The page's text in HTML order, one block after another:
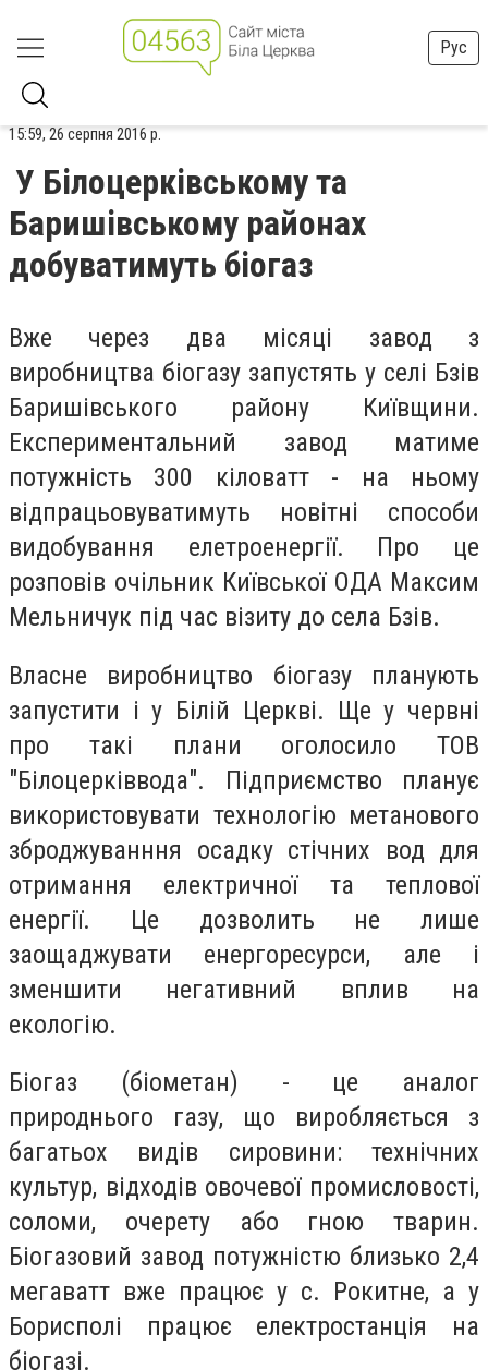
Рус
15:59, 26 серпня 2016 р.
У Білоцерківському та
Баришівському районах
добуватимуть біогаз
Вже через два місяці завод з
виробництва біогазу запустять у селі Бзів
Баришівського району Київщини.
Експериментальний завод матиме
потужність 300 кіловатт - на ньому
відпрацьовуватимуть новітні способи
видобування елетроенергії. Про це
розповів очільник Київської ОДА Максим
Мельничук під час візиту до села Бзів.
Власне виробництво біогазу планують
запустити і у Білій Церкві. Ще у червні
про такі плани оголосило ТОВ
"Білоцерківвода". Підприємство планує
використовувати технологію метанового
зброджуванння осадку стічних вод для
отримання електричної та теплової
енергії. Це дозволить не лише
заощаджувати енергоресурси, але і
зменшити негативний вплив на
екологію.
Біогаз (біометан) - це аналог
природнього газу, що виробляється з
багатьох видів сировини: технічних
культур, відходів овочевої промисловості,
соломи, очерету або гною тварин.
Біогазовий завод потужністю близько 2,4
мегаватт вже працює у с. Рокитне, а у
Борисполі працює електростанція на
біогазі.